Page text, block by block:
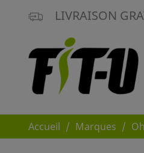
LIVRAISON
Accueil Marques